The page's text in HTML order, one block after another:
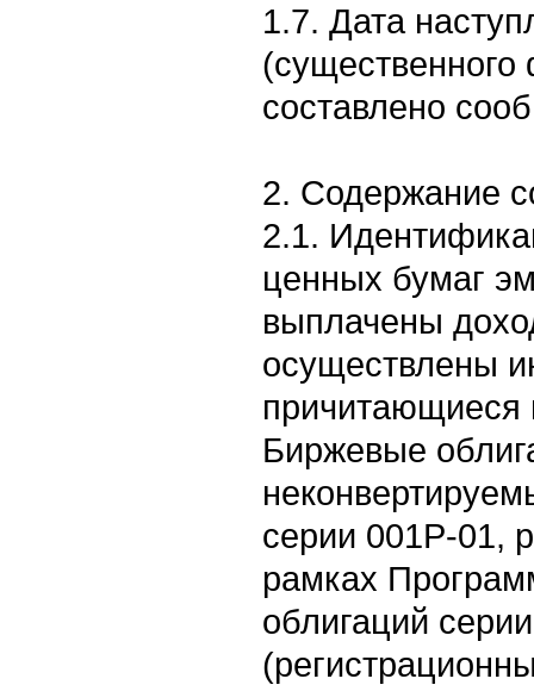
1.7. Дата
(существенного
составлено
2. Содержание
2.1.
ценных бумаг
выплачены
осуществлены
причитающиеся
Биржевые
серии 001Р-01,
рамках
облигаций